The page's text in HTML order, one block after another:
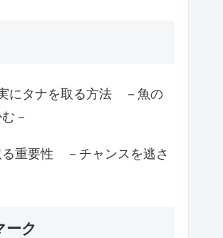
にタナを取る方法 －魚の
－
る重要性 －チャンスを逃さ
ーク